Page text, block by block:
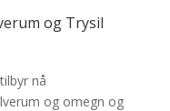
og Trysil
nå
og omegn og